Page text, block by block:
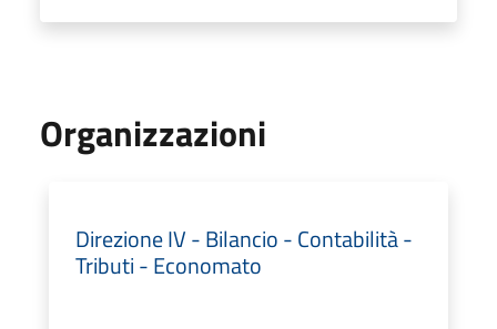
Organizzazioni
Direzione IV - Bilancio - Contabilità -
Tributi - Economato